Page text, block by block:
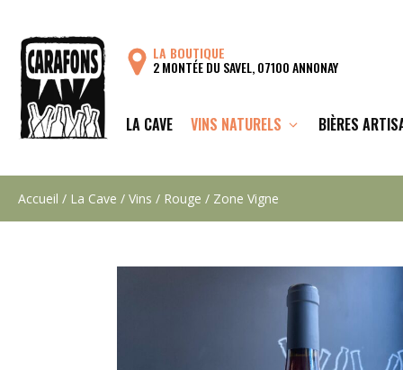
contenu
LA CAVE VINS NATURELS BIÈRES
LA BOUTIQUE
2 MONTÉE DU SAVEL, 07100 ANNONAY
Accueil / La Cave / Vins / Rouge / Zone Vigne